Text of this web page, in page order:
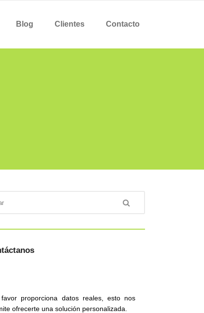
Blog Clientes Contacto
proporciona datos reales, esto nos
ofrecerte una solución personalizada.